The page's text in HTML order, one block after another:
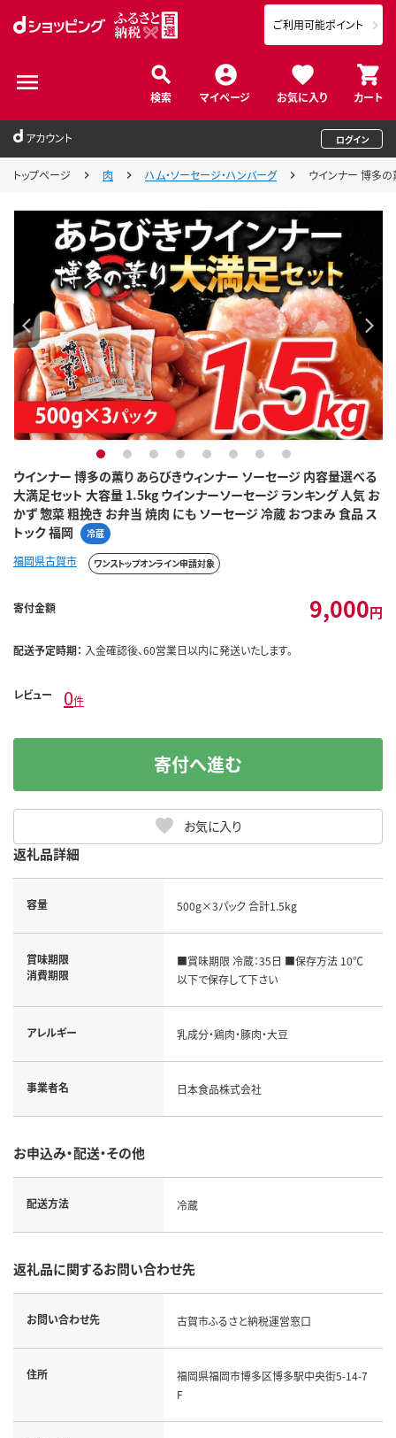
検索 マイページ お気に入り カート
ご利用可能ポイント
アカウント ログイン
トップページ 肉 ハム・ソーセージ・ハンバーグ ウインナー 博多
ウインナー 博多の薫り あらびきウィンナー ソーセージ 内容量選べる
大満足セット 大容量 1.5kg ウインナーソーセージ ランキング 人気 お
かず 惣菜 粗挽き お弁当 焼肉 にも ソーセージ 冷蔵 おつまみ 食品 ス
トック 福岡
冷蔵
1 2 3 4 5 6 7 8
福岡県古賀市 ワンストップオンライン申請対象
寄付金額 9,000円
配送予定時期： 入金確認後、60営業日以内に発送いたします。
レビュー 0件
お気に入り
寄付へ進む
返礼品詳細
容量 500g×3パック 合計1.5kg
賞味期限
消費期限
■賞味期限 冷蔵：35日 ■保存方法 10℃
以下で保存して下さい
アレルギー 乳成分・鶏肉・豚肉・大豆
事業者名 日本食品株式会社
お申込み・配送・その他
配送方法 冷蔵
返礼品に関するお問い合わせ先
お問い合わせ先 古賀市ふるさと納税運営窓口
住所
福岡県福岡市博多区博多駅中央街5-14-7
F